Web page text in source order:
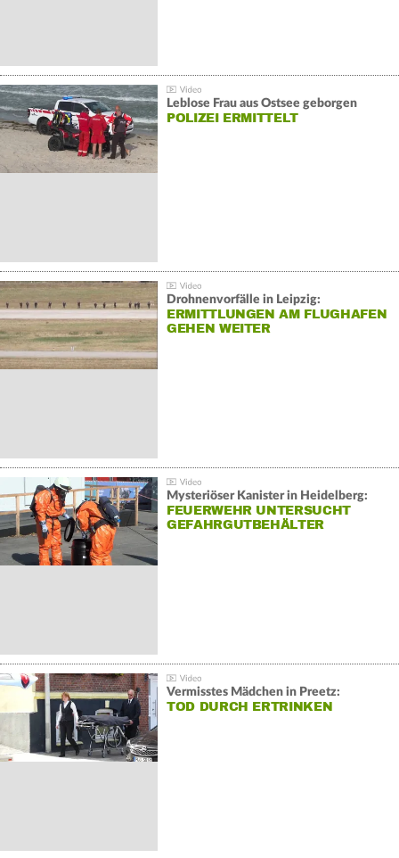
Leblose Frau aus Ostsee geborgen
POLIZEI ERMITTELT
Drohnenvorfälle in Leipzig:
ERMITTLUNGEN AM FLUGHAFEN
GEHEN WEITER
Mysteriöser Kanister in Heidelberg:
FEUERWEHR UNTERSUCHT
GEFAHRGUTBEHÄLTER
Vermisstes Mädchen in Preetz:
TOD DURCH ERTRINKEN